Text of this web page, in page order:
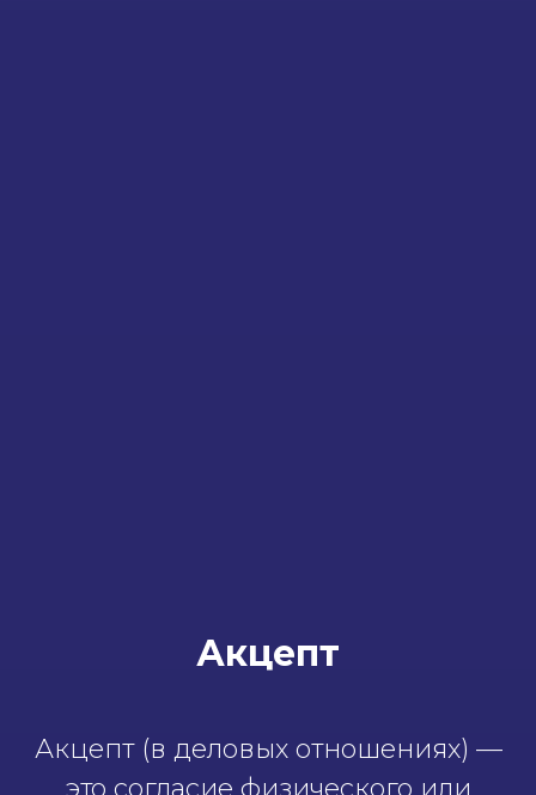
Акцепт
Акцепт (в деловых отношениях) —
это согласие физического или